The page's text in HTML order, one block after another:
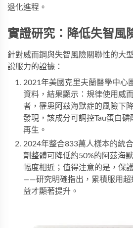
退化進程。
實證研究：降低失智風
針對威而鋼與失智風險關聯性的大
說服力的證據：
2021年美國克里夫蘭醫學中心
資料，結果顯示：規律使用 威
者，罹患阿茲海默症的風險下
發現，該成分可調控Tau蛋白
再生。
2024年整合833萬人樣本的統
劑整體可降低約50%的阿茲海
幅度相近；值得注意的是，保
——研究明確指出，累積服用超
益才顯著提升。